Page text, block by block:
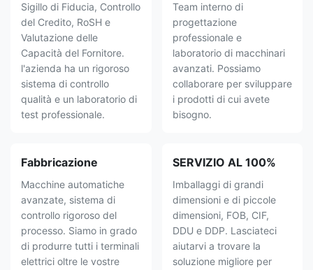
Sigillo di Fiducia, Controllo
del Credito, RoSH e
Valutazione delle
Capacità del Fornitore.
l'azienda ha un rigoroso
sistema di controllo
qualità e un laboratorio di
test professionale.
Team interno di
progettazione
professionale e
laboratorio di macchinari
avanzati. Possiamo
collaborare per sviluppare
i prodotti di cui avete
bisogno.
Fabbricazione
Macchine automatiche
avanzate, sistema di
controllo rigoroso del
processo. Siamo in grado
di produrre tutti i terminali
elettrici oltre le vostre
SERVIZIO AL 100%
Imballaggi di grandi
dimensioni e di piccole
dimensioni, FOB, CIF,
DDU e DDP. Lasciateci
aiutarvi a trovare la
soluzione migliore per